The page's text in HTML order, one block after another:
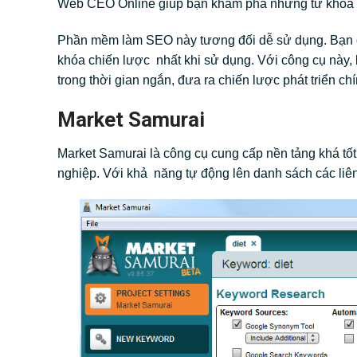
Web CEO Online giúp bạn khám phá những từ khóa
Phần mềm làm SEO này tương đối dễ sử dụng.
khóa chiến lược nhất khi sử dụng. Với công cụ
trong thời gian ngắn, đưa ra chiến lược phát triển
Market Samurai
Market Samurai là công cụ cung cấp nền tảng khá
nghiệp. Với khả năng tự động lên danh sách các